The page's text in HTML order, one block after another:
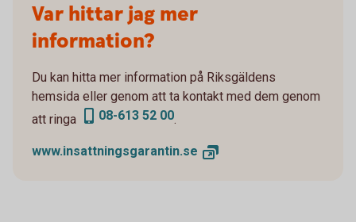
Var hittar jag mer
information?
Du kan hitta mer information på Riksgäldens
hemsida eller genom att ta kontakt med dem genom
att ringa
08-613 52 00.
www.insattningsgarantin.se